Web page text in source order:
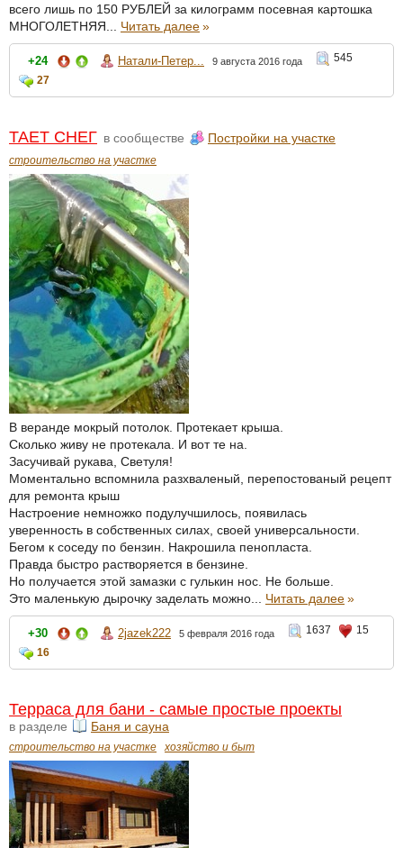
всего лишь по 150 РУБЛЕЙ за килограмм посевная картошка
МНОГОЛЕТНЯЯ... Читать далее»
+24 Натали-Петер... 9 августа 2016 года
545
27
ТАЕТ СНЕГ в сообществе Постройки на участке
строительство на участке
В веранде мокрый потолок. Протекает крыша.
Сколько живу не протекала. И вот те на.
Засучивай рукава, Светуля!
Моментально вспомнила разхваленый, перепостованый рецепт
для ремонта крыш
Настроение немножко подулучшилось, появилась
уверенность в собственных силах, своей универсальности.
Бегом к соседу по бензин. Накрошила пенопласта.
Правда быстро растворяется в бензине.
Но получается этой замазки с гулькин нос. Не больше.
Это маленькую дырочку заделать можно... Читать далее»
+30 2jazek222 5 февраля 2016 года 1637
15
16
Терраса для бани - самые простые проекты
в разделе Баня и сауна
строительство на участке хозяйство и быт